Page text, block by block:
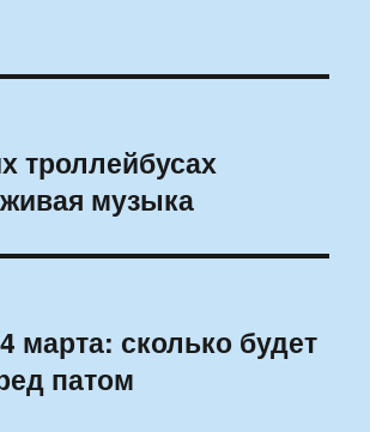
троллейбусах
живая музыка
сколько будет
патом